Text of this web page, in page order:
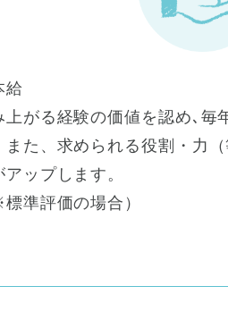
給
上がる経験の価値を認め､毎
また、求められる役割・力
アップします。
標準評価の場合）